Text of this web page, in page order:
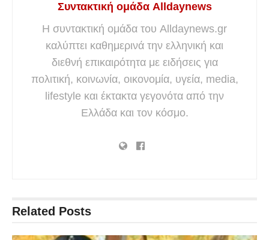
Συντακτική ομάδα Alldaynews
Η συντακτική ομάδα του Alldaynews.gr
καλύπτει καθημερινά την ελληνική και
διεθνή επικαιρότητα με ειδήσεις για
πολιτική, κοινωνία, οικονομία, υγεία, media,
lifestyle και έκτακτα γεγονότα από την
Ελλάδα και τον κόσμο.
Related Posts